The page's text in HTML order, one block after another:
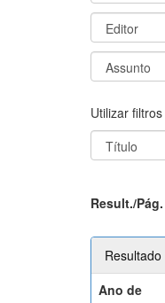
Utilizar
Result./Pág.
Ano de